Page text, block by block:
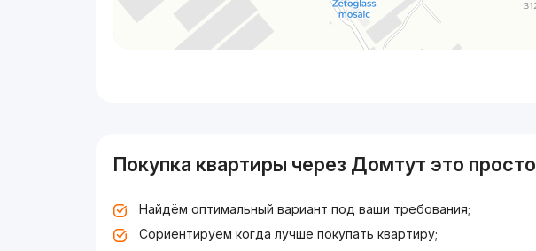
Покупка квартиры через Домтут это просто
Найдём оптимальный вариант под ваши требования;
Сориентируем когда лучше покупать квартиру;